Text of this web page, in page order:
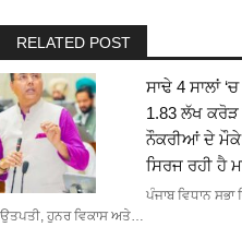
RELATED POST
ਸਾਢੇ 4 ਸਾਲਾਂ
1.83 ਲੱਖ ਕਰੋੜ
ਨੌਕਰੀਆਂ ਦੇ ਮੌਕੇ
ਸਿਰਜ ਰਹੀ ਹੈ
ਪੰਜਾਬ ਵਿਧਾਨ
ਉਤਪਤੀ, ਹੁਨਰ ਵਿਕਾਸ ਅਤੇ…